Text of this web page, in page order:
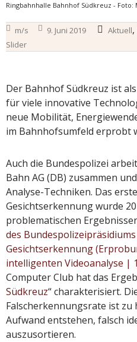
Ringbahnhalle Bahnhof Südkreuz - Foto:
m/s 9. Juni 2019 Aktuell,
Slider
Der Bahnhof Südkreuz ist
für viele innovative
neue Mobilität,
im Bahnhofsumfeld erprobt
Auch die Bundespolizei
Bahn AG (DB) zusammen
Analyse-Techniken. Das
Gesichtserkennung wurde
problematischen
des
Gesichtserkennung
intelligenten Videoanalyse |
Computer Club hat das
Südkreuz“ charakterisiert.
Falscherkennungsrate ist zu
Aufwand entstehen, falsch
auszusortieren.